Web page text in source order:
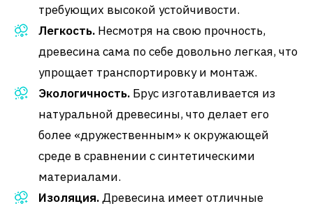
требующих высокой устойчивости.
Легкость. Несмотря на свою прочность,
древесина сама по себе довольно легкая, что
упрощает транспортировку и монтаж.
Экологичность. Брус изготавливается из
натуральной древесины, что делает его
более «дружественным» к окружающей
среде в сравнении с синтетическими
материалами.
Изоляция.Древесина имеет отличные